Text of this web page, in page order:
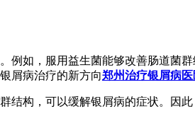
如，服用益生菌能够改善肠道菌
屑病治疗的新方向郑州治疗银屑病医
构，可以缓解银屑病的症状。因